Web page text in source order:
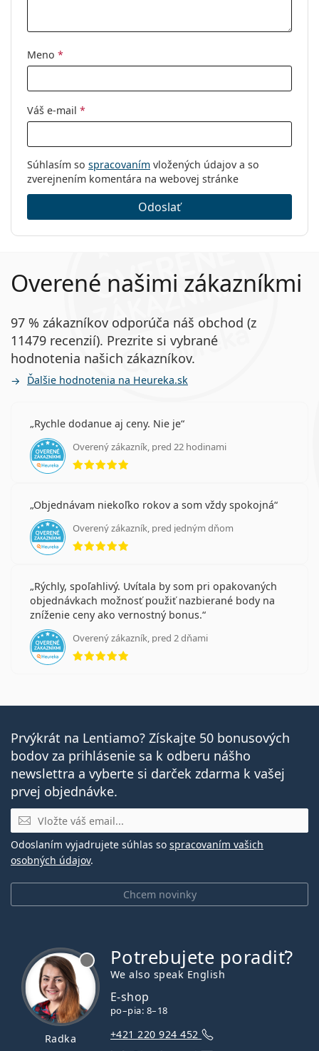
Meno *
Váš e-mail *
Súhlasím so spracovaním vložených údajov a so
zverejnením komentára na webovej stránke
Odoslať
Overené našimi zákazníkmi
97 % zákazníkov odporúča náš obchod (z
11479 recenzií). Prezrite si vybrané
hodnotenia našich zákazníkov.
Ďalšie hodnotenia na Heureka.sk
Rychle dodanue aj ceny. Nie je
Overený zákazník, pred 22 hodinami
hodnotenie 5 z 5
Objednávam niekoľko rokov a som vždy spokojná
Overený zákazník, pred jedným dňom
hodnotenie 5 z 5
Rýchly, spoľahlivý. Uvítala by som pri opakovaných
objednávkach možnosť použiť nazbierané body na
zníženie ceny ako vernostný bonus.
Overený zákazník, pred 2 dňami
hodnotenie 5 z 5
Prvýkrát na Lentiamo? Získajte 50 bonusových
bodov za prihlásenie sa k odberu nášho
newslettra a vyberte si darček zdarma k vašej
prvej objednávke.
E-mail
Chcem novinky
Odoslaním vyjadrujete súhlas so spracovaním vašich
osobných údajov.
Radka
Potrebujete poradiť?
We also speak English
E-shop
po–pia: 8–18
+421 220 924 452